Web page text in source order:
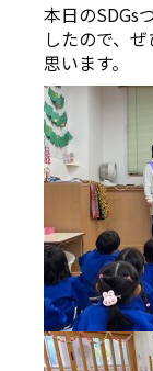
本日のSDGs
したので、
思います。